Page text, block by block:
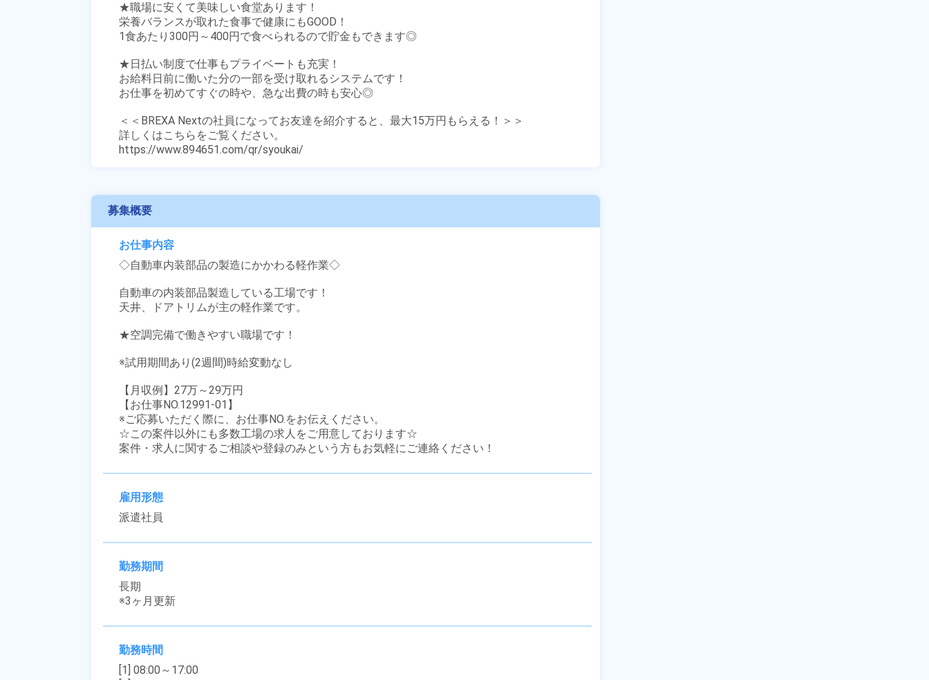
★職場に安くて美味しい食堂あります！
栄養バランスが取れた食事で健康にもGOOD！
1食あたり300円～400円で食べられるので貯金もできます◎
★日払い制度で仕事もプライベートも充実！
お給料日前に働いた分の一部を受け取れるシステムです！
お仕事を初めてすぐの時や、急な出費の時も安心◎
＜＜BREXA Nextの社員になってお友達を紹介すると、最大15万円もらえる！＞＞
詳しくはこちらをご覧ください。
https://www.894651.com/qr/syoukai/
募集概要
お仕事内容
◇自動車内装部品の製造にかかわる軽作業◇
自動車の内装部品製造している工場です！
天井、ドアトリムが主の軽作業です。
★空調完備で働きやすい職場です！
※試用期間あり(2週間)時給変動なし
【月収例】27万～29万円
【お仕事NO.12991-01】
※ご応募いただく際に、お仕事NO.をお伝えください。
☆この案件以外にも多数工場の求人をご用意しております☆
案件・求人に関するご相談や登録のみという方もお気軽にご連絡ください！
雇用形態
派遣社員
勤務期間
長期
※3ヶ月更新
勤務時間
[1] 08:00～17:00